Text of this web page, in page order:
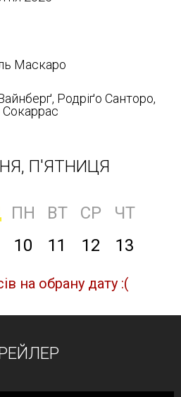
Маскаро
Родріґо Санторо,
Сокаррас
П'ЯТНИЦЯ
ПН ВТ СР
ЧТ
10 11 12 13
на обрану дату :(